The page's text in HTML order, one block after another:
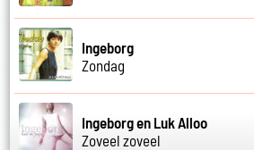
Ingeborg
Zondag
Ingeborg en Luk Alloo
Zoveel zoveel